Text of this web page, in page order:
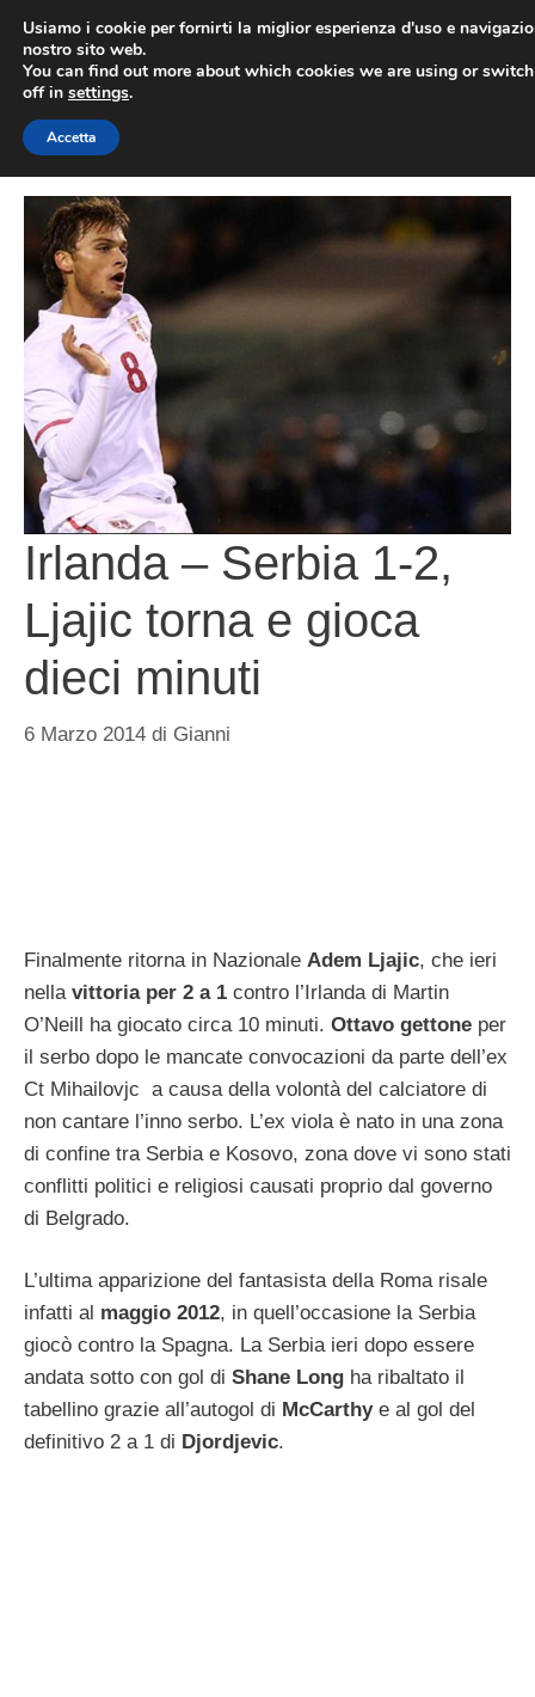
contenuto
Irlanda – Serbia 1-2,
Ljajic torna e gioca
dieci minuti
6 Marzo 2014 di Gianni
Finalmente ritorna in Nazionale Adem Ljajic, che ieri
nella vittoria per 2 a 1 contro l’Irlanda di Martin
O’Neill ha giocato circa 10 minuti. Ottavo gettone per
il serbo dopo le mancate convocazioni da parte dell’ex
Ct Mihailovjc a causa della volontà del calciatore di
non cantare l’inno serbo. L’ex viola è nato in una zona
di confine tra Serbia e Kosovo, zona dove vi sono stati
conflitti politici e religiosi causati proprio dal governo
di Belgrado.
L’ultima apparizione del fantasista della Roma risale
infatti al maggio 2012, in quell’occasione la Serbia
giocò contro la Spagna. La Serbia ieri dopo essere
andata sotto con gol di Shane Long ha ribaltato il
tabellino grazie all’autogol di McCarthye al gol del
definitivo 2 a 1 di Djordjevic.
Usiamo i cookie per fornirti la miglior esperienza d'uso e
nostro sito web.
You can find out more about which cookies we are using or
off in settings.
Accetta